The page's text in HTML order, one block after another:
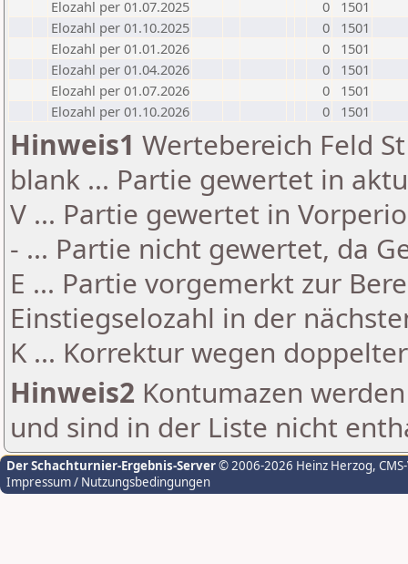
Elozahl per 01.07.2025 0
1501
Elozahl per 01.10.2025
0
1501
Elozahl per 01.01.2026
0
1501
Elozahl per 01.04.2026
0
1501
Elozahl per 01.07.2026
0
1501
Elozahl per 01.10.2026
0 1501
Hinweis1 Wertebereich Feld
blank ... Partie gewertet in
V ... Partie gewertet in
- ... Partie nicht gewertet, da
E ... Partie vorgemerkt zur
Einstiegselozahl in der
K ... Korrektur wegen
Hinweis2 Kontumazen
und sind in der Liste nicht
Der Schachturnier-Ergebnis-Server© 2006-2026 Heinz Herzog,
Impressum / Nutzungsbedingungen